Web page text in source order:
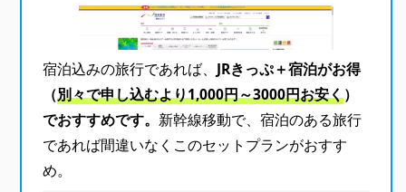
宿泊込みの旅行であれば、JRきっぷ＋宿泊がお得
（別々で申し込むより1,000円～3000円お安く）
でおすすめです。新幹線移動で、宿泊のある旅行
であれば間違いなくこのセットプランがおすす
め。